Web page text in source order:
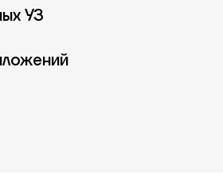
УЗ